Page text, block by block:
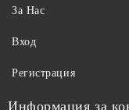
За Нас
Вход
Регистрация
Информация за